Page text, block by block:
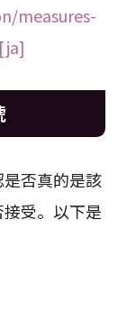
measures-
否真的是該
受。以下是